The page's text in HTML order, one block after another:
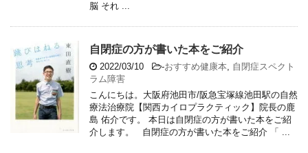
脳 それ ...
自閉症の方が書いた本をご紹介
2022/03/10 -おすすめ健康本, 自閉症スペクト
ラム障害
こんにちは。大阪府池田市/阪急宝塚線池田駅の自然
療法治療院【関西カイロプラクティック】院長の鹿
島 佑介です。 本日は自閉症の方が書いた本をご紹
介します。 自閉症の方が書いた本をご紹介 「 ...